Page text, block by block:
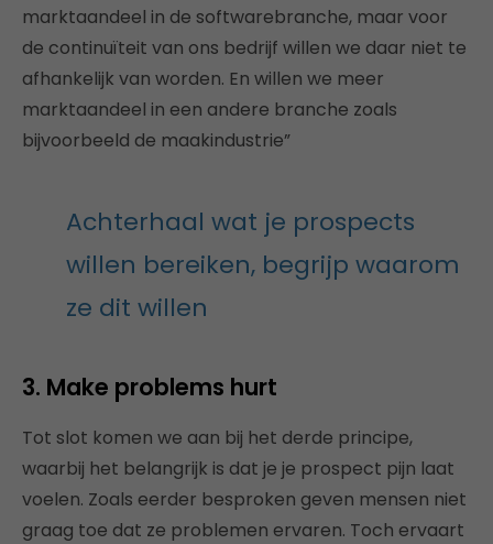
marktaandeel in de softwarebranche, maar voor
de continuïteit van ons bedrijf willen we daar niet te
afhankelijk van worden. En willen we meer
marktaandeel in een andere branche zoals
bijvoorbeeld de maakindustrie”
Achterhaal wat je prospects
willen bereiken, begrijp waarom
ze dit willen
3. Make problems hurt
Tot slot komen we aan bij het derde principe,
waarbij het belangrijk is dat je je prospect pijn laat
voelen. Zoals eerder besproken geven mensen niet
graag toe dat ze problemen ervaren. Toch ervaart